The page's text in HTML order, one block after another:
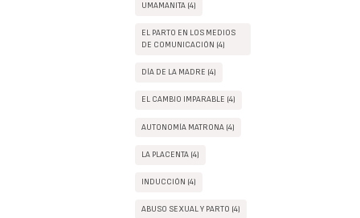
UMAMANITA (4)
EL PARTO EN LOS MEDIOS
DE COMUNICACIÓN (4)
DÍA DE LA MADRE (4)
EL CAMBIO IMPARABLE (4)
AUTONOMÍA MATRONA (4)
LA PLACENTA (4)
INDUCCIÓN (4)
ABUSO SEXUAL Y PARTO (4)